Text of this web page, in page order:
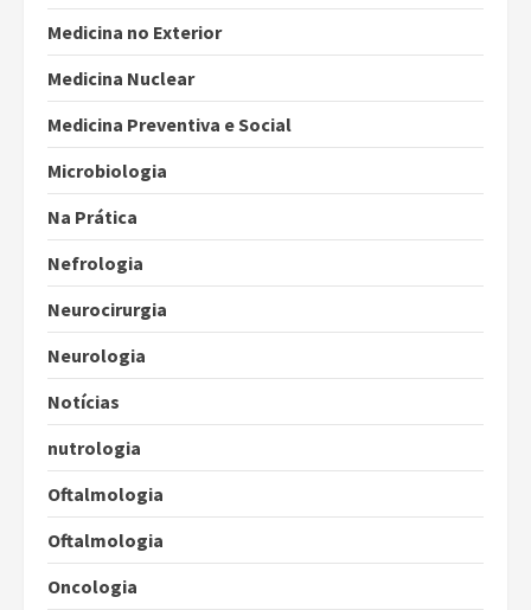
Medicina no Exterior
Medicina Nuclear
Medicina Preventiva e Social
Microbiologia
Na Prática
Nefrologia
Neurocirurgia
Neurologia
Notícias
nutrologia
Oftalmologia
Oftalmologia
Oncologia